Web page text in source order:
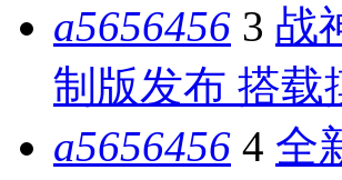
a5656456 3 战
制版发布 搭载
a5656456 4 全